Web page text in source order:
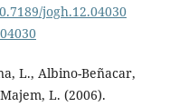
jogh.12.04030
L., Albino-Beñacar,
L. (2006).